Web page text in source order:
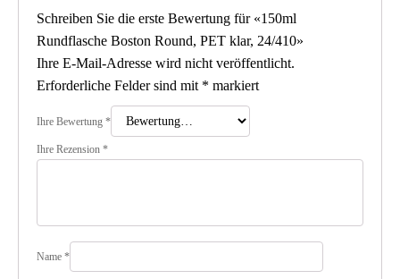
Schreiben Sie die erste Bewertung für «150ml
Rundflasche Boston Round, PET klar, 24/410»
Ihre E-Mail-Adresse wird nicht veröffentlicht.
Erforderliche Felder sind mit * markiert
Ihre Bewertung *
Ihre Rezension *
Name *